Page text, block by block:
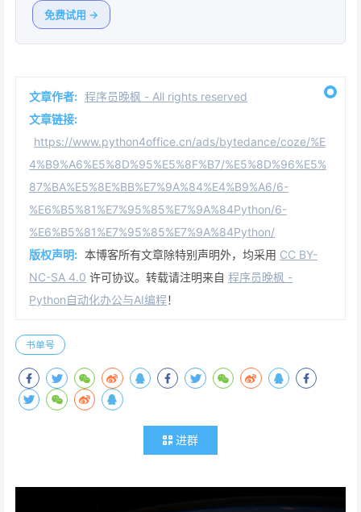
免费试用 →
文章作者: 程序员晚枫 - All rights reserved
文章链接:
https://www.python4office.cn/ads/bytedance/coze/%E
4%B9%A6%E5%8D%95%E5%8F%B7/%E5%8D%96%E5%
87%BA%E5%8E%BB%E7%9A%84%E4%B9%A6/6-
%E6%B5%81%E7%95%85%E7%9A%84Python/6-
%E6%B5%81%E7%95%85%E7%9A%84Python/
版权声明: 本博客所有文章除特别声明外，均采用 CC BY-
NC-SA 4.0 许可协议。转载请注明来自 程序员晚枫 -
Python自动化办公与AI编程！
书单号
进群